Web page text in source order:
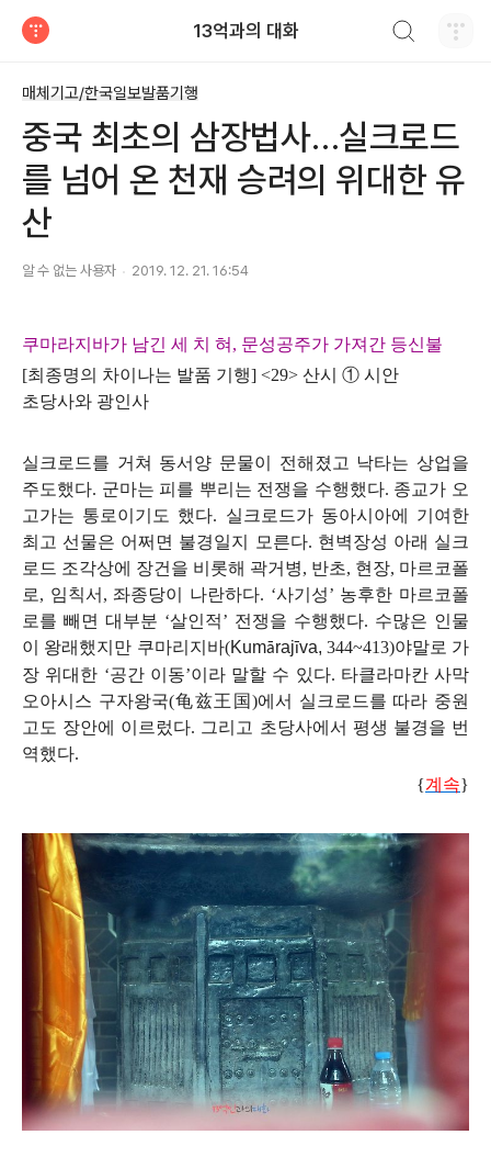
13억과의 대화
매체기고/한국일보발품기행
중국 최초의 삼장법사…실크로드
를 넘어 온 천재 승려의 위대한 유
산
알 수 없는 사용자 2019. 12. 21. 16:54
쿠마라지바가 남긴 세 치 혀 , 문성공주가 가져간 등신불
[최종명의 차이나는 발품 기행] <29> 산시 ① 시안
초당사와 광인사
실크로드를 거쳐 동서양 문물이 전해졌고 낙타는 상업을
주도했다. 군마는 피를 뿌리는 전쟁을 수행했다. 종교가 오
고가는 통로이기도 했다. 실크로드가 동아시아에 기여한
최고 선물은 어쩌면 불경일지 모른다. 현벽장성 아래 실크
로드 조각상에 장건을 비롯해 곽거병, 반초, 현장, 마르코폴
로, 임칙서 , 좌종당이 나란하다. ‘사기성’ 농후한 마르코폴
로를 빼면 대부분 ‘살인적’ 전쟁을 수행했다. 수많은 인물
이 왕래했지만 쿠마리지바(Kumārajīva, 344~413)야말로 가
장 위대한 ‘공간 이동’이라 말할 수 있다. 타클라마칸 사막
오아시스 구자왕국(龟兹王国)에서 실크로드를 따라 중원
고도 장안에 이르렀다. 그리고 초당사에서 평생 불경을 번
역했다.
{계속}